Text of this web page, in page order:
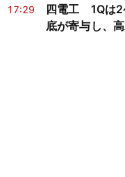
17:29
四電工 1Qは2
底が寄与し、